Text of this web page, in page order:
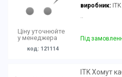
Ціну уточнюйте
у менеджера
код: 121114
виробник:ITK
..
Під
ITK Хомут